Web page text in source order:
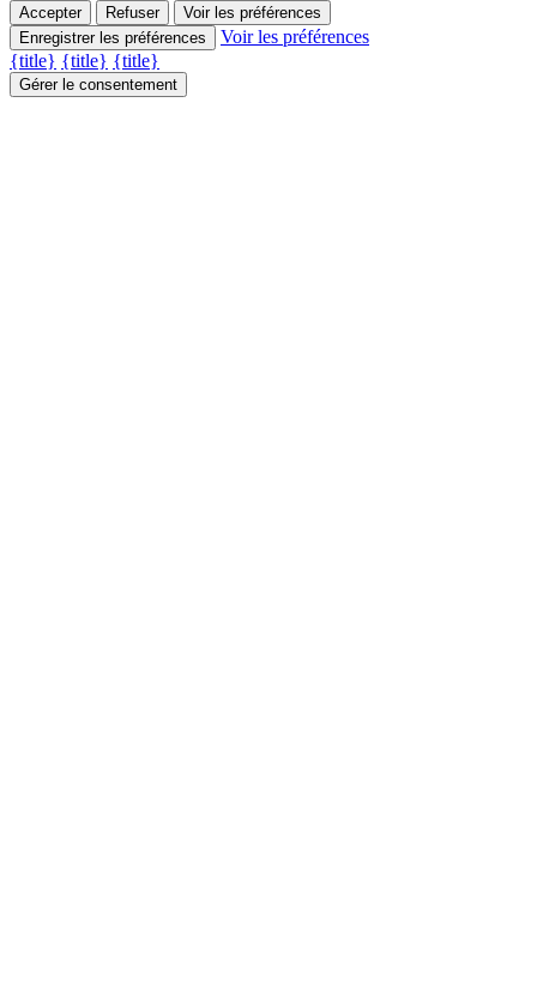
Accepter Refuser
Voir les préférences
Enregistrer les préférences
Voir les préférences
{title} {title} {title}
Gérer le consentement